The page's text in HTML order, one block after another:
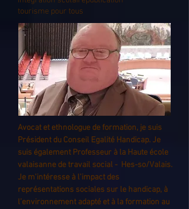
Avocat et ethnologue de formation, je suis
Président du Conseil Egalité Handicap. Je
suis également Professeur à la Haute école
valaisanne de travail social - Hes-so/Valais.
Je m'intéresse à l'impact des
représentations sociales sur le handicap, à
l’environnement adapté et à la formation au
tourisme pour tous